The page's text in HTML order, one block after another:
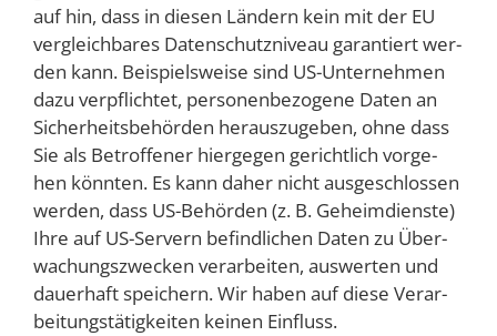
auf hin, dass in die­sen Län­dern kein mit der EU
ver­gleich­ba­res Daten­schutz­ni­veau garan­tiert wer­
den kann. Bei­spiels­wei­se sind US-Unter­neh­men
dazu ver­pflich­tet, per­so­nen­be­zo­ge­ne Daten an
Sicher­heits­be­hör­den her­aus­zu­ge­ben, ohne dass
Sie als Betrof­fe­ner hier­ge­gen gericht­lich vor­ge­
hen könn­ten. Es kann daher nicht aus­ge­schlos­sen
wer­den, dass US-Behör­den (z. B. Geheim­diens­te)
Ihre auf US-Ser­vern befind­li­chen Daten zu Über­
wa­chungs­zwe­cken ver­ar­bei­ten, aus­wer­ten und
dau­er­haft spei­chern. Wir haben auf die­se Ver­ar­
bei­tungs­tä­tig­kei­ten kei­nen Einfluss.